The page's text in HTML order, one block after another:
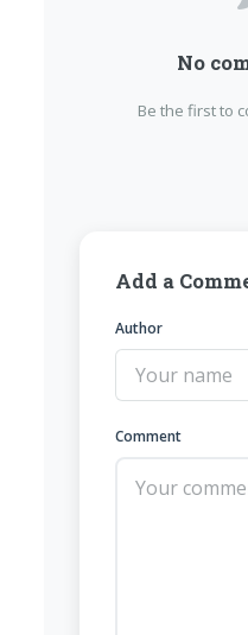
No
Be the first to
Add a
Author
Comment